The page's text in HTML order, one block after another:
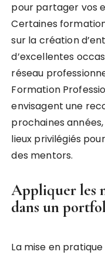
pour partager vos
Certaines
sur la création
d’excellentes
réseau
Formation
envisagent une
prochaines
lieux privilégiés
des mentors.
Appliquer les
dans un
La mise en